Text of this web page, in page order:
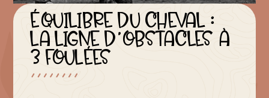
ÉQUILIBRE DU CHEVAL :
LA LIGNE D’OBSTACLES À
3 FOULÉES